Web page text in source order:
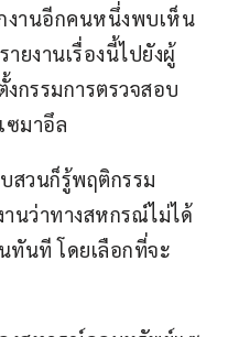
งานอีกคนหนึ่งพบเห็น
ยงานเรื่องนี้ไปยังผู้
กรรมการตรวจสอบ
มาอึล
สวนก็รู้พฤติกรรม
นว่าทางสหกรณ์ไม่ได้
ทันที โดยเลือกที่จะ